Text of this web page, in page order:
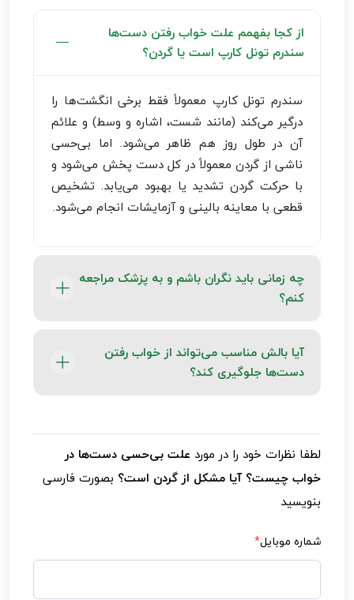
از کجا بفهمم علت خواب رفتن دست‌ها
سندرم تونل کارپ است یا گردن؟
سندرم تونل کارپ معمولاً فقط برخی انگشت‌ها را
درگیر می‌کند (مانند شست، اشاره و وسط) و علائم
آن در طول روز هم ظاهر می‌شود. اما بی‌حسی
ناشی از گردن معمولاً در کل دست پخش می‌شود و
با حرکت گردن تشدید یا بهبود می‌یابد. تشخیص
قطعی با معاینه بالینی و آزمایشات انجام می‌شود.
چه زمانی باید نگران باشم و به پزشک مراجعه
کنم؟
اگر بی‌حسی دست‌ها بیشتر از چند هفته ادامه
دارد، یا با درد گردن، ضعف عضلانی، کاهش تعادل
آیا بالش مناسب می‌تواند از خواب رفتن
دست‌ها جلوگیری کند؟
وضعیت طبیعی نگه دارد، می‌تواند فشار روی
اعصاب گردن را کاهش داده و به جلوگیری از
بی‌حسی کمک کند.
لطفا نظرات خود را در مورد علت بی‌حسی دست‌ها در
خواب چیست؟ آیا مشکل از گردن است؟ بصورت فارسی
بنویسید
شماره موبایل*